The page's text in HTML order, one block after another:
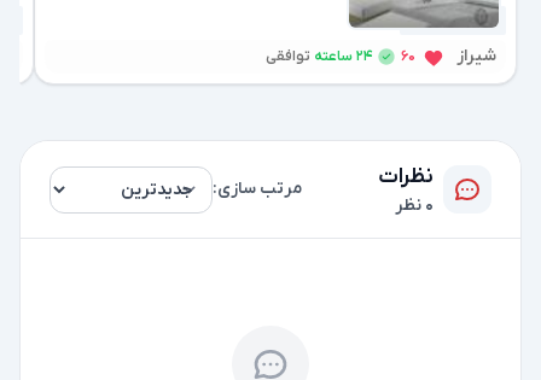
3 هفته پیش
شیراز 60 توافقی
نظرات
0 نظر
مرتب سازی: